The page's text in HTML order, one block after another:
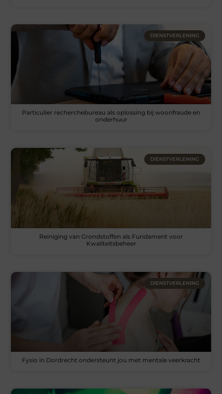
DIENSTVERLENING
Particulier recherchebureau als oplossing bij woonfraude en
onderhuur
DIENSTVERLENING
Reiniging van Grondstoffen als Fundament voor
Kwaliteitsbeheer
DIENSTVERLENING
Fysio in Dordrecht ondersteunt jou met mentale veerkracht